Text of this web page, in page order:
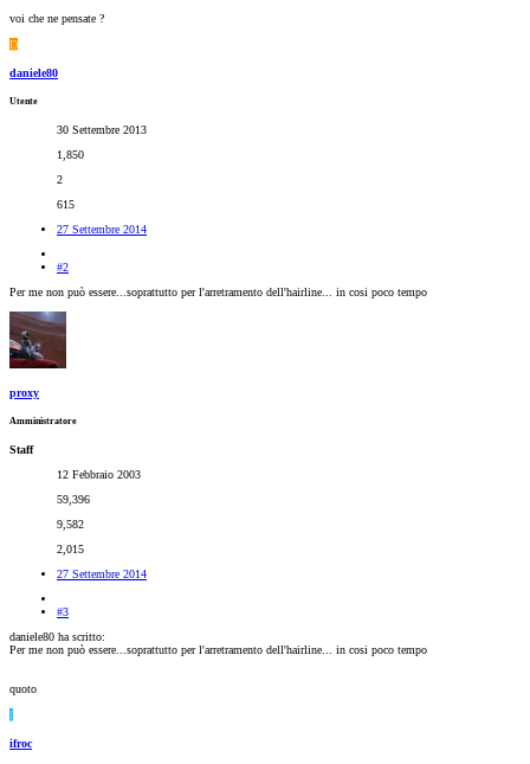
voi che ne pensate ?
D
daniele80
Utente
30 Settembre 2013
1,850
2
615
27 Settembre 2014
#2
Per me non può essere...soprattutto per l'arretramento dell'hairline... in cosi poco tempo
proxy
Amministratore
Staff
12 Febbraio 2003
59,396
9,582
2,015
27 Settembre 2014
#3
daniele80 ha scritto:
Per me non può essere...soprattutto per l'arretramento dell'hairline... in cosi poco tempo
quoto
I
ifroc